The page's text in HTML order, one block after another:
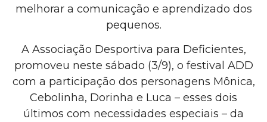
melhorar a comunicação e aprendizado dos
pequenos.
A Associação Desportiva para Deficientes,
promoveu neste sábado (3/9), o festival ADD
com a participação dos personagens Mônica,
Cebolinha, Dorinha e Luca – esses dois
últimos com necessidades especiais – da